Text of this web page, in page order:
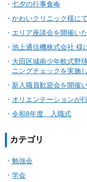
七夕の行事食🎋
かわいクリニック様に
エリア座談会を開催い
池上通信機株式会社 様
大田区城南少年軟式野
ニングチェックを実施
新入職員歓迎会を開催
オリエンテーションが
令和8年度 入職式
カテゴリ
勉強会
学会